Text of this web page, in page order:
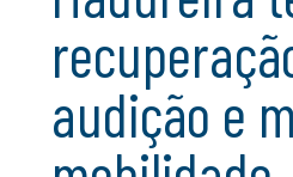
audição e